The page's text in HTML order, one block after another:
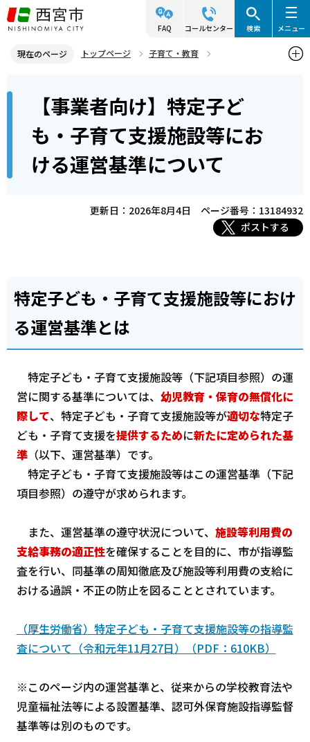
こ
の
ジ
す
FAQ コールセンター 検索 メニュー
現在のページ トップページ
子育て・教育
幼児教育・保育の無償化について
【事業者向け】特定子ども・子育て支援施設等における運営基準につ
いて
ら
【事業者向け】特定子ど
も・子育て支援施設等にお
ける運営基準について
更新日：2026年8月4日
ページ番号：13184932
ポストする
特定子ども・子育て支援施設等におけ
る運営基準とは
特定子ども・子育て支援施設等（下記項目参照）の運
営に関する基準については、 幼児教育・保育の無償化に
際して、特定子ども・子育て支援施設等が適切な特定子
ども・子育て支援を提供するために新たに定められた基
準（以下、運営基準）です。
特定子ども・子育て支援施設等はこの運営基準（下記
項目参照）の遵守が求められます。
また、運営基準の遵守状況について、 施設等利用費の
支給事務の適正性を確保することを目的に、市が指導監
査を行い、同基準の周知徹底及び施設等利用費の支給に
おける過誤・不正の防止を図ることとされています。
（厚生労働省）特定子ども・子育て支援施設等の指導監
査について（令和元年11月27日）（PDF：610KB）
※このページ内の運営基準と、従来からの学校教育法や
児童福祉法等による設置基準、認可外保育施設指導監督
基準等は別のものです。